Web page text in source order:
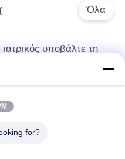
Όλα
ιατρικός υποβάλτε τη
κατεψυγμένος
σε φυγοκέντρωση
for?